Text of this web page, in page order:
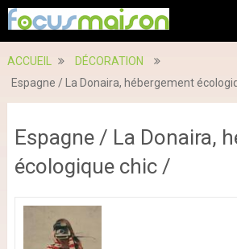
ACCUEIL
DÉCORATION
Espagne / La Donaira, hébergement
Espagne / La Donaira,
écologique chic /